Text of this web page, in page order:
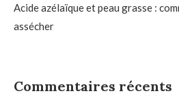
Acide azélaïque et peau grasse :
assécher
Commentaires récents